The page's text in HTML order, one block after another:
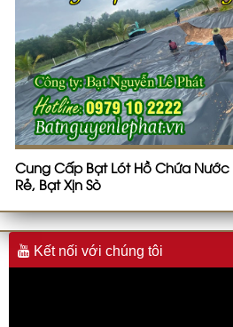
Cung Cấp Bạt Lót Hồ Chứa Nước
Rẻ, Bạt Xịn Sò
Kết nối với chúng tôi